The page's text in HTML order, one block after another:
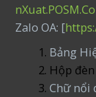
Zalo OA: [
Bảng
Hộp
Chữ nổi